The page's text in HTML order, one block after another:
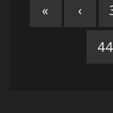
« ‹
44